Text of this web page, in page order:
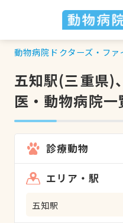
動物病院ドクターズ・ファ
五知駅(三重県)
医・動物病院一
診療動物
エリア・駅
五知駅